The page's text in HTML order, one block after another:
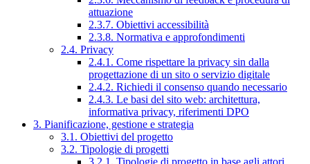
attuazione
2.3.7. Obiettivi accessibilità
2.3.8. Normativa e approfondimenti
2.4. Privacy
2.4.1. Come rispettare la privacy sin dalla
progettazione di un sito o servizio digitale
2.4.2. Richiedi il consenso quando necessario
2.4.3. Le basi del sito web: architettura,
informativa privacy, riferimenti DPO
3. Pianificazione, gestione e strategia
3.1. Obiettivi del progetto
3.2. Tipologie di progetti
3.2.1. Tipologie di progetto in base agli attori